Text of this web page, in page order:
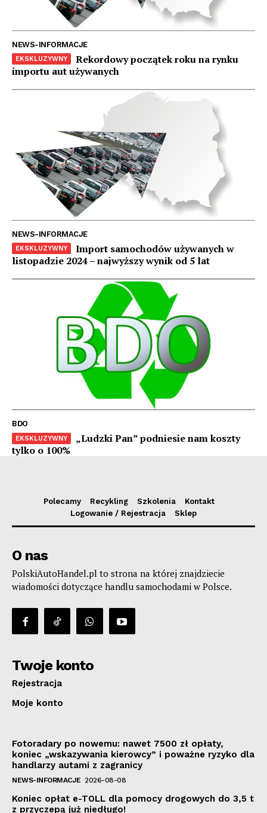
NEWS-INFORMACJE
Rekordowy początek roku na rynku
importu aut używanych
NEWS-INFORMACJE
Import samochodów używanych w
listopadzie 2024 – najwyższy wynik od 5 lat
BDO
„Ludzki Pan” podniesie nam koszty
tylko o 100%
Polecamy Recykling Szkolenia
Kontakt
Logowanie / Rejestracja
Sklep
O nas
PolskiAutoHandel.pl to strona na której znajdziecie
wiadomości dotyczące handlu samochodami w Polsce.
Twoje konto
Rejestracja
Moje konto
Fotoradary po nowemu: nawet 7500 zł opłaty,
koniec „wskazywania kierowcy” i poważne ryzyko dla
handlarzy autami z zagranicy
NEWS-INFORMACJE 2026-08-08
Koniec opłat e-TOLL dla pomocy drogowych do 3,5 t
z przyczepą już niedługo!